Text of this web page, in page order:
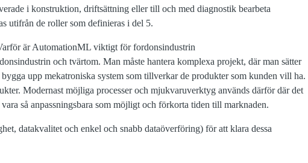
i konstruktion, driftsättning eller till och med diagnostik bearbeta
utifrån de roller som definieras i del 5.
är AutomationML viktigt för fordonsindustrin
och tvärtom. Man måste hantera komplexa projekt, där man sätter
upp mekatroniska system som tillverkar de produkter som kunden vill ha.
Modernast möjliga processer och mjukvaruverktyg används därför där det
så anpassningsbara som möjligt och förkorta tiden till marknaden.
datakvalitet och enkel och snabb dataöverföring) för att klara dessa